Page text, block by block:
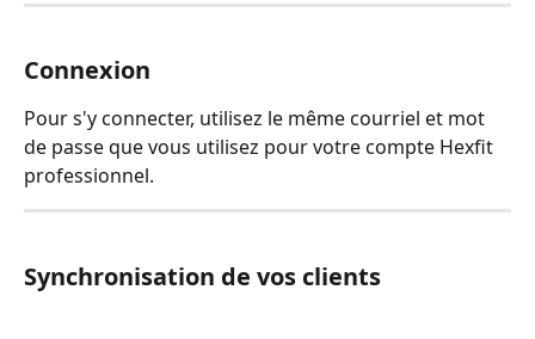
Connexion
Pour s'y connecter, utilisez le même courriel et mot
de passe que vous utilisez pour votre compte Hexfit
professionnel.
Synchronisation de vos clients